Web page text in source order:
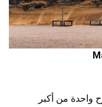
واحدة من أكبر